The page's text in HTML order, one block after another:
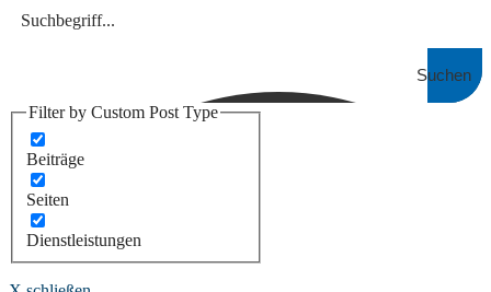
Suchen
Filter by Custom Post Type
Beiträge
Seiten
Dienstleistungen